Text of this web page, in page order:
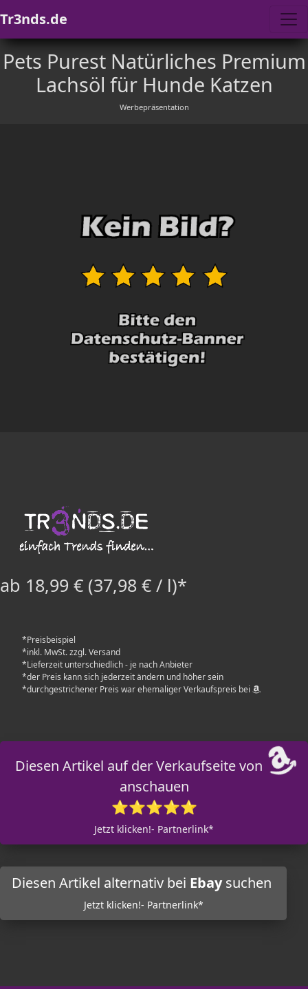
Tr3nds.de
Pets Purest Natürliches Premium
Lachsöl für Hunde Katzen
Werbepräsentation
ab 18,99 € (37,98 € / l)*
*Preisbeispiel
*inkl. MwSt. zzgl. Versand
*Lieferzeit unterschiedlich - je nach Anbieter
*der Preis kann sich jederzeit ändern und höher sein
*durchgestrichener Preis war ehemaliger Verkaufspreis bei
Diesen Artikel auf der Verkaufseite von
anschauen
⭐⭐⭐⭐⭐
Jetzt klicken!- Partnerlink*
Diesen Artikel alternativ bei Ebaysuchen
Jetzt klicken!- Partnerlink*